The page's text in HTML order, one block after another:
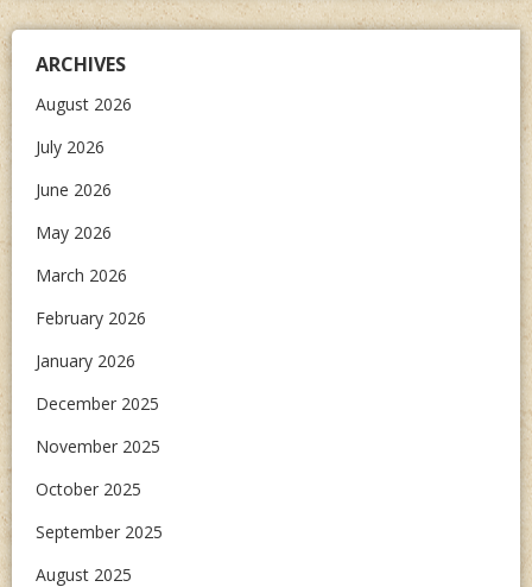
ARCHIVES
August 2026
July 2026
June 2026
May 2026
March 2026
February 2026
January 2026
December 2025
November 2025
October 2025
September 2025
August 2025